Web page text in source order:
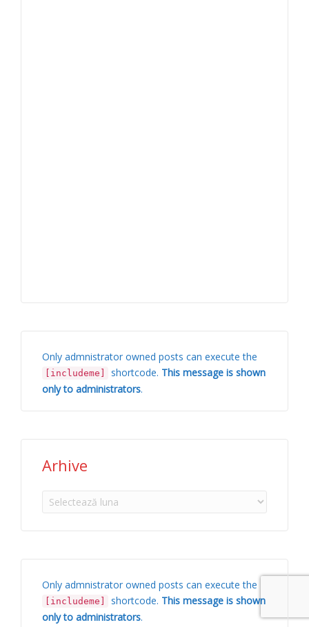
Only admnistrator owned posts can execute the
[includeme] shortcode. This message is shown
only to administrators.
Arhive
Arhive
Only admnistrator owned posts can execute the
[includeme] shortcode. This message is shown
only to administrators.